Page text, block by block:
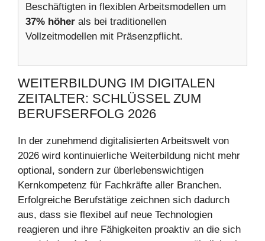
Beschäftigten in flexiblen Arbeitsmodellen um
37% höher als bei traditionellen
Vollzeitmodellen mit Präsenzpflicht.
WEITERBILDUNG IM DIGITALEN
ZEITALTER: SCHLÜSSEL ZUM
BERUFSERFOLG 2026
In der zunehmend digitalisierten Arbeitswelt von
2026 wird kontinuierliche Weiterbildung nicht mehr
optional, sondern zur überlebenswichtigen
Kernkompetenz für Fachkräfte aller Branchen.
Erfolgreiche Berufstätige zeichnen sich dadurch
aus, dass sie flexibel auf neue Technologien
reagieren und ihre Fähigkeiten proaktiv an die sich